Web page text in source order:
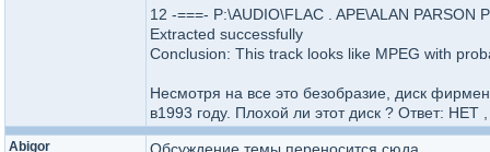
12 -===- P:\AUDIO\FLAC . APE\ALAN
Extracted successfully
Conclusion: This track looks like MPEG with
Несмотря на все это безобразие, диск
в1993 году. Плохой ли этот диск ? Ответ:
Abigor